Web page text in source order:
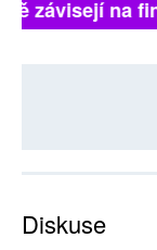
závisejí na
Diskuse